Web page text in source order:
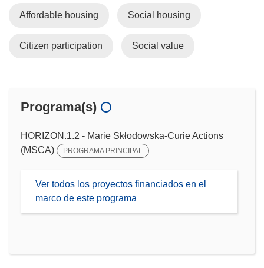
Affordable housing Social housing
Citizen participation Social value
Programa(s)
HORIZON.1.2 - Marie Skłodowska-Curie Actions
(MSCA)
PROGRAMA PRINCIPAL
Ver todos los proyectos financiados en el
marco de este programa